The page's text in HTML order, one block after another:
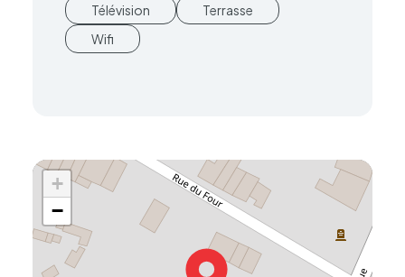
Télévision
Terrasse
Wifi
+
−